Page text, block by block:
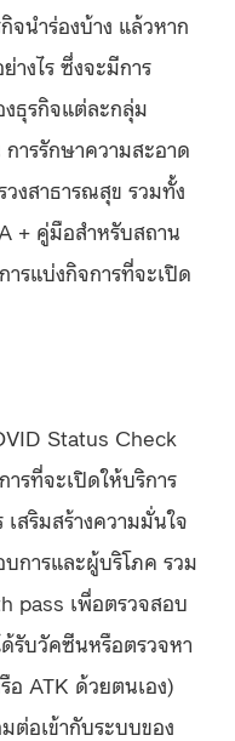
จนำร่องบ้าง แล้วหาก
างไร ซึ่งจะมีการ
ธุรกิจแต่ละกลุ่ม
ารรักษาความสะอาด
งสาธารณสุข รวมทั้ง
+ คู่มือสำหรับสถาน
รแบ่งกิจการที่จะเปิด
Status Check
รที่จะเปิดให้บริการ
เสริมสร้างความมั่นใจ
การและผู้บริโภค รวม
pass เพื่อตรวจสอบ
ด้รับวัคซีนหรือตรวจหา
อ ATK ด้วยตนเอง)
ต่อเข้ากับระบบของ